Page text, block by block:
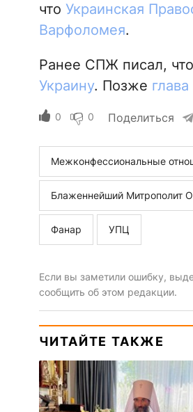
что Украинская
Варфоломея.
Ранее СПЖ писал, что
Украину. Позже
0 0 Поделиться
Межконфессиональные
Блаженнейший Митрополит
Фанар УПЦ
Если вы заметили ошибку,
сообщить об этом редакции.
ЧИТАЙТЕ ТАКЖЕ